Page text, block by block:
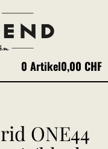
0 Artikel0,00 CHF
ONE44